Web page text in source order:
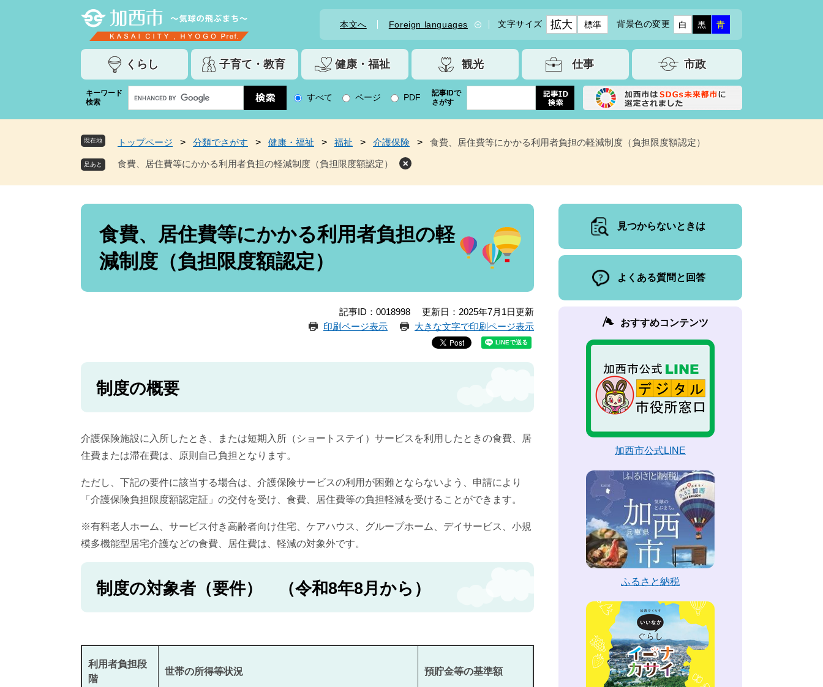
本文へ Foreign languages 文字サイズ 拡大 標準 背景色の変更 白 黒 青
くらし 子育て・教育 健康・福祉 観光 仕事 市政
キーワード
検索
o
l
カ
索
すべて ページ PDF
記事IDで
さがす
現在地 トップページ > 分類でさがす > 健康・福祉 > 福祉 > 介護保険 > 食費、居住費等にかかる利用者負担の軽減制度（負担限度額認定）
食費、居住費等にかかる利用者負担の軽減制度（負担限度額認定）
本
食費、居住費等にかかる利用者負担の軽
減制度（負担限度額認定）
記事ID：0018998
更新日：2025年7月1日更新
印刷ページ表示
大きな文字で印刷ページ表示
制度の概要
介護保険施設に入所したとき、または短期入所（ショートステイ）サービスを利用したときの食費、居
住費または滞在費は、原則自己負担となります。
ただし、下記の要件に該当する場合は、介護保険サービスの利用が困難とならないよう、申請により
「介護保険負担限度額認定証」の交付を受け、食費、居住費等の負担軽減を受けることができます。
※有料老人ホーム、サービス付き高齢者向け住宅、ケアハウス、グループホーム、デイサービス、小規
模多機能型居宅介護などの食費、居住費は、軽減の対象外です。
制度の対象者（要件） （令和8年8月から）
利用者負担段
階
世帯の所得等状況 預貯金等の基準額
見つからないときは
よくある質問と回答
おすすめコンテンツ
加西市公式LINE
ふるさと納税